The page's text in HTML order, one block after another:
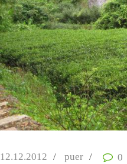
12.12.2012 puer 0